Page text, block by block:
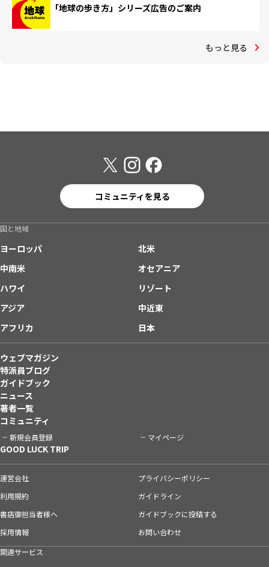
「地球の歩き方」シリーズ広告のご案内
もっと見る
コミュニティを見る
国と地域
ヨーロッパ
北米
中南米
オセアニア
ハワイ
リゾート
アジア
中近東
アフリカ
日本
ウェブマガジン
特派員ブログ
ガイドブック
ニュース
著者一覧
コミュニティ
新規会員登録 マイページ
GOOD LUCK TRIP
運営会社
プライバシーポリシー
利用規約
ガイドライン
書店御担当者様へ
ガイドブックに投稿する
採用情報
お問い合わせ
関連サービス